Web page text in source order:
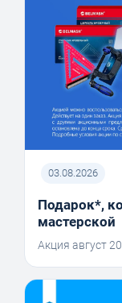
03.08.2026
Подарок*,
мастерской
Акция август